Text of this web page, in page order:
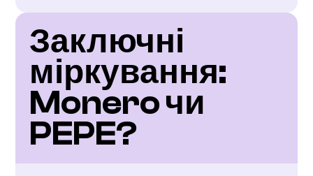
Заключні
міркування:
Monero чи
PEPE?